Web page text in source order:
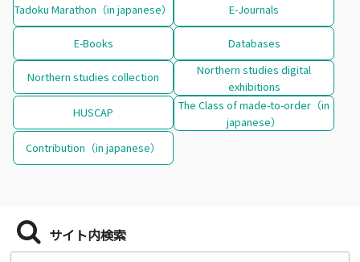
Tadoku Marathon（in japanese） E-Journals
E-Books Databases
Northern studies collection
Northern studies digital
exhibitions
HUSCAP
The Class of made-to-order（in
japanese）
Contribution（in japanese）
サイト内検索